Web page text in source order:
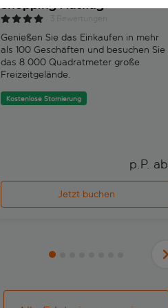
Shopping Ausflug
Genießen Sie das Einkaufen in mehr
als 100 Geschäften und besuchen Sie
das 8.000 Quadratmeter große
Freizeitgelände.
Kostenlose Stornierung
p.P. ab
Jetzt buchen